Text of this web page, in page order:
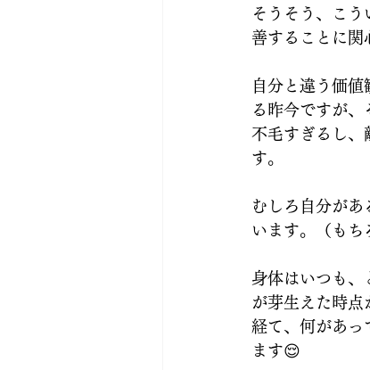
そうそう、こ
善することに関
自分と違う価
る昨今ですが
不毛すぎるし、
す。
むしろ自分が
います。（もち
身体はいつも、
が芽生えた時
経て、何があっ
ます😌